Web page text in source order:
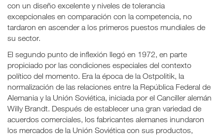
con un diseño excelente y niveles de tolerancia
excepcionales en comparación con la competencia, no
tardaron en ascender a los primeros puestos mundiales de
su sector.
El segundo punto de inflexión llegó en 1972, en parte
propiciado por las condiciones especiales del contexto
político del momento. Era la época de la Ostpolitik, la
normalización de las relaciones entre la República Federal de
Alemania y la Unión Soviética, iniciada por el Canciller alemán
Willy Brandt. Después de establecer una gran variedad de
acuerdos comerciales, los fabricantes alemanes inundaron
los mercados de la Unión Soviética con sus productos,